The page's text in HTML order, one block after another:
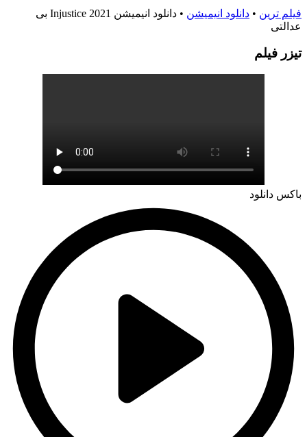
فیلم ترین • دانلود انیمیشن •
دانلود انیمیشن Injustice 2021 بی
عدالتی
تيزر فيلم
باکس دانلود